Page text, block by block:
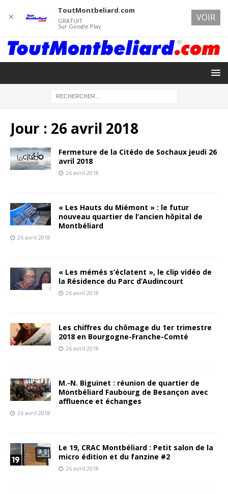
Jour : 26 avril 2018
Fermeture de la Citédo de Sochaux jeudi 26
avril 2018
26 avril 2018
« Les Hauts du Miémont » : le futur
nouveau quartier de l’ancien hôpital de
Montbéliard
26 avril 2018
« Les mémés s’éclatent », le clip vidéo de
la Résidence du Parc d’Audincourt
26 avril 2018
Les chiffres du chômage du 1er trimestre
2018 en Bourgogne-Franche-Comté
26 avril 2018
M.-N. Biguinet : réunion de quartier de
Montbéliard Faubourg de Besançon avec
affluence et échanges
26 avril 2018
Le 19, CRAC Montbéliard : Petit salon de la
micro édition et du fanzine #2
26 avril 2018
✕
ToutMontbeliard.com
GRATUIT
Sur Google Play
VOIR